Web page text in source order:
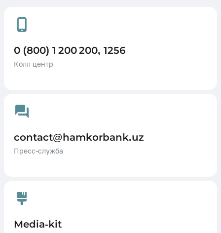
0 (800) 1 200 200, 1256
Колл центр
contact@hamkorbank.uz
Пресс-служба
Media-kit